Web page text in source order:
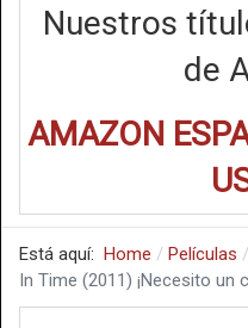
Nuestros
de
AMAZON
Está aquí: Home Películas
In Time (2011) ¡Necesito un